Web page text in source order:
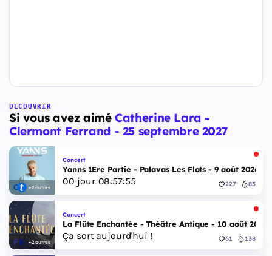
DÉCOUVRIR
Si vous avez aiméCatherine Lara -
Clermont Ferrand - 25 septembre 2027
+2 autres
Concert
Yanns 1Ere Partie - Palavas Les Flots - 9 août 2026
00 jour 08:57:54 227 83
+2 autres
Concert
La Flûte Enchantée - Théâtre Antique - 10 août 2026
Ça sort aujourd'hui ! 61 138